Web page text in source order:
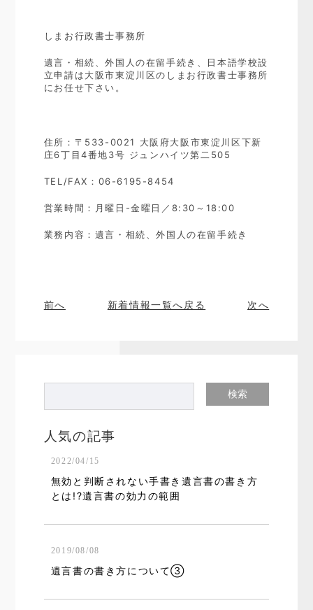
しまお行政書士事務所
遺言・相続、外国人の在留手続き、日本語学校設
立申請は大阪市東淀川区のしまお行政書士事務所
にお任せ下さい。
住所：〒533-0021 大阪府大阪市東淀川区下新
庄6丁目4番地3号 ジュンハイツ第二505
TEL/FAX：06-6195-8454
営業時間：月曜日-金曜日／8:30～18:00
業務内容：遺言・相続、外国人の在留手続き
前へ 新着情報一覧へ戻る 次へ
人気の記事
2022/04/15
無効と判断されない手書き遺言書の書き方
とは!?遺言書の効力の範囲
2019/08/08
遺言書の書き方について③